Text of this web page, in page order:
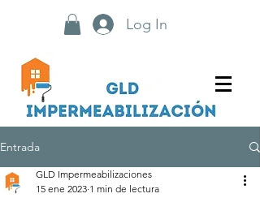
Log In
Entrada
GLD Impermeabilizaciones
15 ene 2023 1 min de lectura